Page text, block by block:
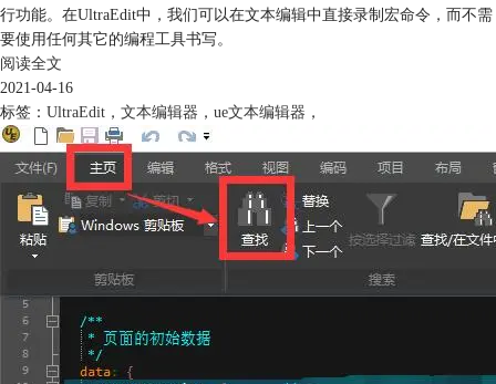
行功能。在UltraEdit中，我们可以在文本编辑中直接录制宏命令，而不需
要使用任何其它的编程工具书写。
阅读全文
2021-04-16
标签： UltraEdit ， 文本编辑器 ， ue文本编辑器 ，